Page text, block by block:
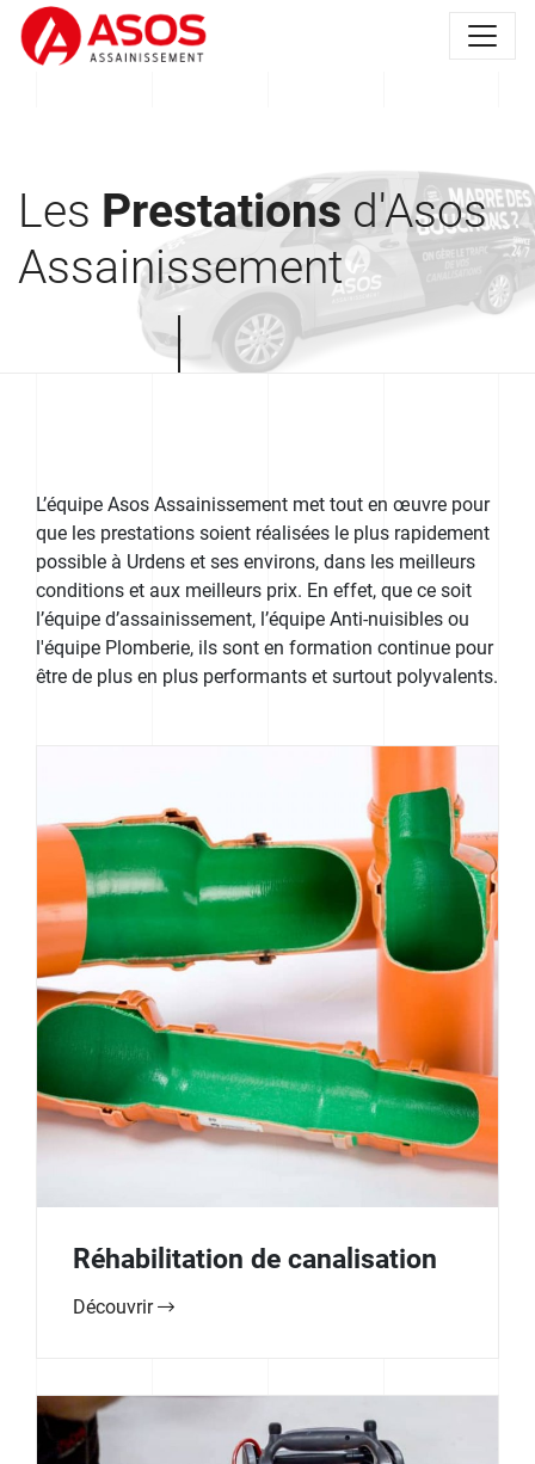
Les Prestations d'Asos
Assainissement
L’équipe Asos Assainissement met tout en œuvre pour
que les prestations soient réalisées le plus rapidement
possible à Urdens et ses environs, dans les meilleurs
conditions et aux meilleurs prix. En effet, que ce soit
l’équipe d’assainissement, l’équipe Anti-nuisibles ou
l'équipe Plomberie, ils sont en formation continue pour
être de plus en plus performants et surtout polyvalents.
Réhabilitation de canalisation
Découvrir